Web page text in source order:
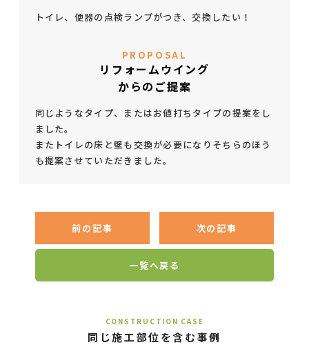
トイレ、便器の点検ランプがつき、交換したい！
PROPOSAL
リフォームウイング
からのご提案
同じようなタイプ、またはお値打ちタイプの提案をし
ました。
またトイレの床と壁も交換が必要になりそちらのほう
も提案させていただきました。
前の記事 次の記事
一覧へ戻る
CONSTRUCTION CASE
同じ施工部位を含む事例